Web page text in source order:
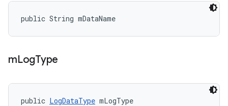
public String mDataName
mLogType
public LogDataType mLogType